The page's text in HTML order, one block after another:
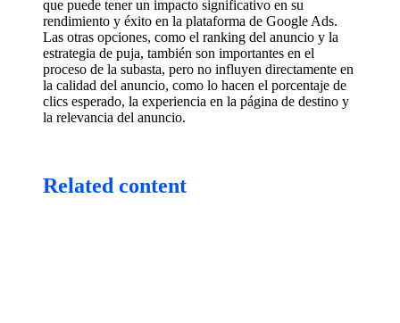
que puede tener un impacto significativo en su
rendimiento y éxito en la plataforma de Google Ads.
Las otras opciones, como el ranking del anuncio y la
estrategia de puja, también son importantes en el
proceso de la subasta, pero no influyen directamente en
la calidad del anuncio, como lo hacen el porcentaje de
clics esperado, la experiencia en la página de destino y
la relevancia del anuncio.
Related content